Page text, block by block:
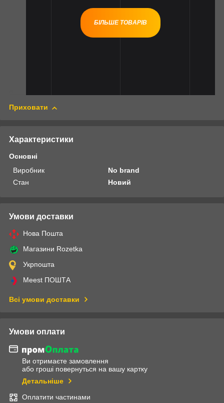
БІЛЬШЕ ТОВАРІВ
Приховати
Характеристики
Основні
Виробник
No brand
Стан
Новий
Умови доставки
Нова Пошта
Магазини Rozetka
Укрпошта
Meest ПОШТА
Всі умови доставки
Умови оплати
Ви отримаєте замовлення
або гроші повернуться на вашу картку
Детальніше
Оплатити частинами